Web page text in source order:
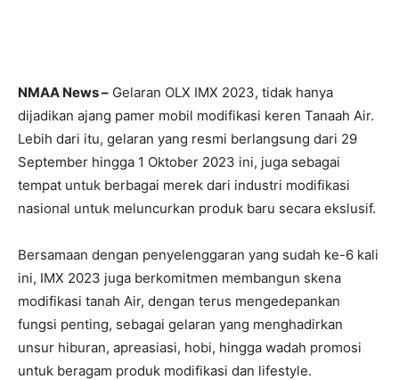
NMAA News – Gelaran OLX IMX 2023, tidak hanya
dijadikan ajang pamer mobil modifikasi keren Tanaah Air.
Lebih dari itu, gelaran yang resmi berlangsung dari 29
September hingga 1 Oktober 2023 ini, juga sebagai
tempat untuk berbagai merek dari industri modifikasi
nasional untuk meluncurkan produk baru secara ekslusif.
Bersamaan dengan penyelenggaran yang sudah ke-6 kali
ini, IMX 2023 juga berkomitmen membangun skena
modifikasi tanah Air, dengan terus mengedepankan
fungsi penting, sebagai gelaran yang menghadirkan
unsur hiburan, apreasiasi, hobi, hingga wadah promosi
untuk beragam produk modifikasi dan lifestyle.